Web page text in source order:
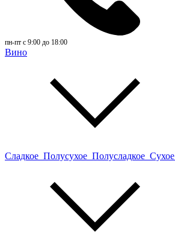
пн-пт с 9:00 до 18:00
Вино
Сладкое Полусухое Полусладкое Сухое